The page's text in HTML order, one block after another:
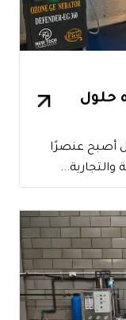
حلول
بل أصبح عنصرًا